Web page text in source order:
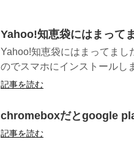
Yahoo!知恵袋にはまって
Yahoo!知恵袋にはまってまし
のでスマホにインストールし
記事を読む
chromeboxだとgoogle
記事を読む